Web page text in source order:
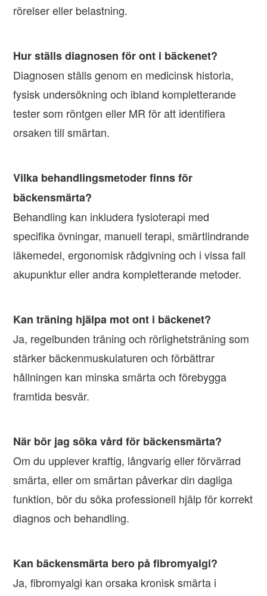
rörelser eller belastning.
Hur ställs diagnosen för ont i bäckenet?
Diagnosen ställs genom en medicinsk historia,
fysisk undersökning och ibland kompletterande
tester som röntgen eller MR för att identifiera
orsaken till smärtan.
Vilka behandlingsmetoder finns för
bäckensmärta?
Behandling kan inkludera fysioterapi med
specifika övningar, manuell terapi, smärtlindrande
läkemedel, ergonomisk rådgivning och i vissa fall
akupunktur eller andra kompletterande metoder.
Kan träning hjälpa mot ont i bäckenet?
Ja, regelbunden träning och rörlighetsträning som
stärker bäckenmuskulaturen och förbättrar
hållningen kan minska smärta och förebygga
framtida besvär.
När bör jag söka vård för bäckensmärta?
Om du upplever kraftig, långvarig eller förvärrad
smärta, eller om smärtan påverkar din dagliga
funktion, bör du söka professionell hjälp för korrekt
diagnos och behandling.
Kan bäckensmärta bero på fibromyalgi?
Ja, fibromyalgi kan orsaka kronisk smärta i